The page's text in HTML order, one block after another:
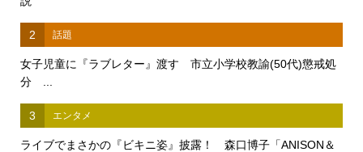
2 話題
女子児童に『ラブレター』渡す 市立小学校教諭(50代)懲戒処
分 ...
3 エンタメ
ライブでまさかの『ビキニ姿』披露！ 森口博子「ANISON＆